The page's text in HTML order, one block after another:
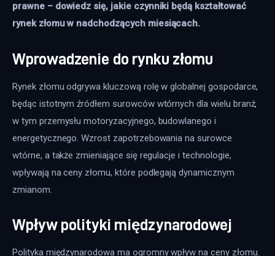
prawne – dowiedz się, jakie czynniki będą kształtować
rynek złomu w nadchodzących miesiącach.
Wprowadzenie do rynku złomu
Rynek złomu odgrywa kluczową rolę w globalnej gospodarce,
będąc istotnym źródłem surowców wtórnych dla wielu branż,
w tym przemysłu motoryzacyjnego, budowlanego i
energetycznego. Wzrost zapotrzebowania na surowce
wtórne, a także zmieniające się regulacje i technologie,
wpływają na ceny złomu, które podlegają dynamicznym
zmianom.
Wpływ polityki międzynarodowej
Polityka międzynarodowa ma ogromny wpływ na ceny złomu.